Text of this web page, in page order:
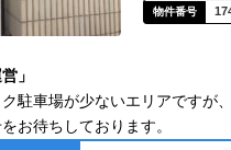
」
駐車場が少ないエリアですが
お待ちしております。